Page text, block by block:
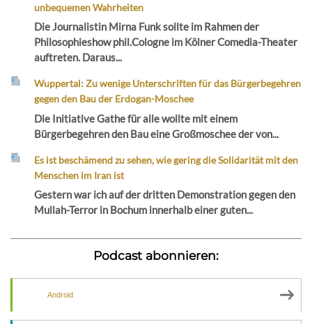
unbequemen Wahrheiten
Die Journalistin Mirna Funk sollte im Rahmen der
Philosophieshow phil.Cologne im Kölner Comedia-Theater
auftreten. Daraus...
Wuppertal: Zu wenige Unterschriften für das Bürgerbegehren
gegen den Bau der Erdogan-Moschee
Die Initiative Gathe für alle wollte mit einem
Bürgerbegehren den Bau eine Großmoschee der von...
Es ist beschämend zu sehen, wie gering die Solidarität mit den
Menschen im Iran ist
Gestern war ich auf der dritten Demonstration gegen den
Mullah-Terror in Bochum innerhalb einer guten...
Podcast abonnieren:
Android